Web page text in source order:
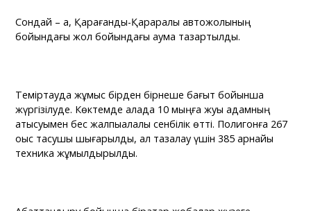
Сондай – ақ, Қарағанды-Қарқаралы автожолының
бойындағы жол бойындағы аумақ тазартылды.
Теміртауда жұмыс бірден бірнеше бағыт бойынша
жүргізілуде. Көктемде қалада 10 мыңға жуық адамның
қатысуымен бес жалпықалалық сенбілік өтті. Полигонға 267
қоқыс тасушы шығарылды, ал тазалау үшін 385 арнайы
техника жұмылдырылды.